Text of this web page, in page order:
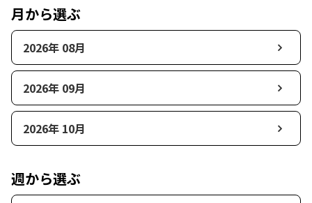
月から選ぶ
2026年 08月
2026年 09月
2026年 10月
週から選ぶ